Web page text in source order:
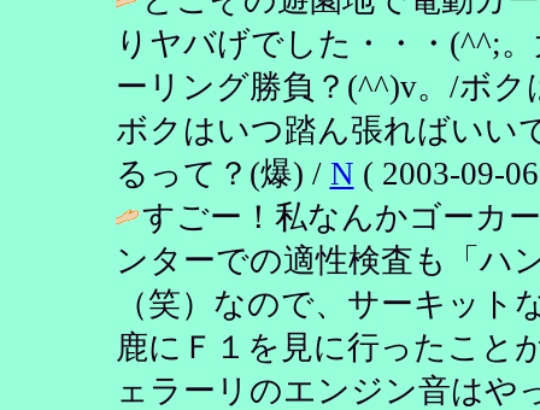
りヤバげでした・・・(^^;
ーリング勝負？(^^)v。/ボ
ボクはいつ踏ん張ればい
るって？(爆) / N ( 2003-09-
すごー！私なんかゴーカ
ンターでの適性検査も「ハ
（笑）なので、サーキッ
鹿にＦ１を見に行ったこと
ェラーリのエンジン音はや